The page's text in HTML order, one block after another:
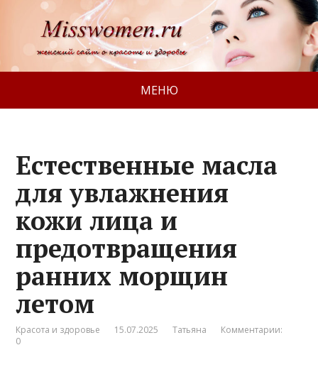
МЕНЮ
Естественные масла
для увлажнения
кожи лица и
предотвращения
ранних морщин
летом
Красота и здоровье 15.07.2025 Татьяна
Комментарии:
0